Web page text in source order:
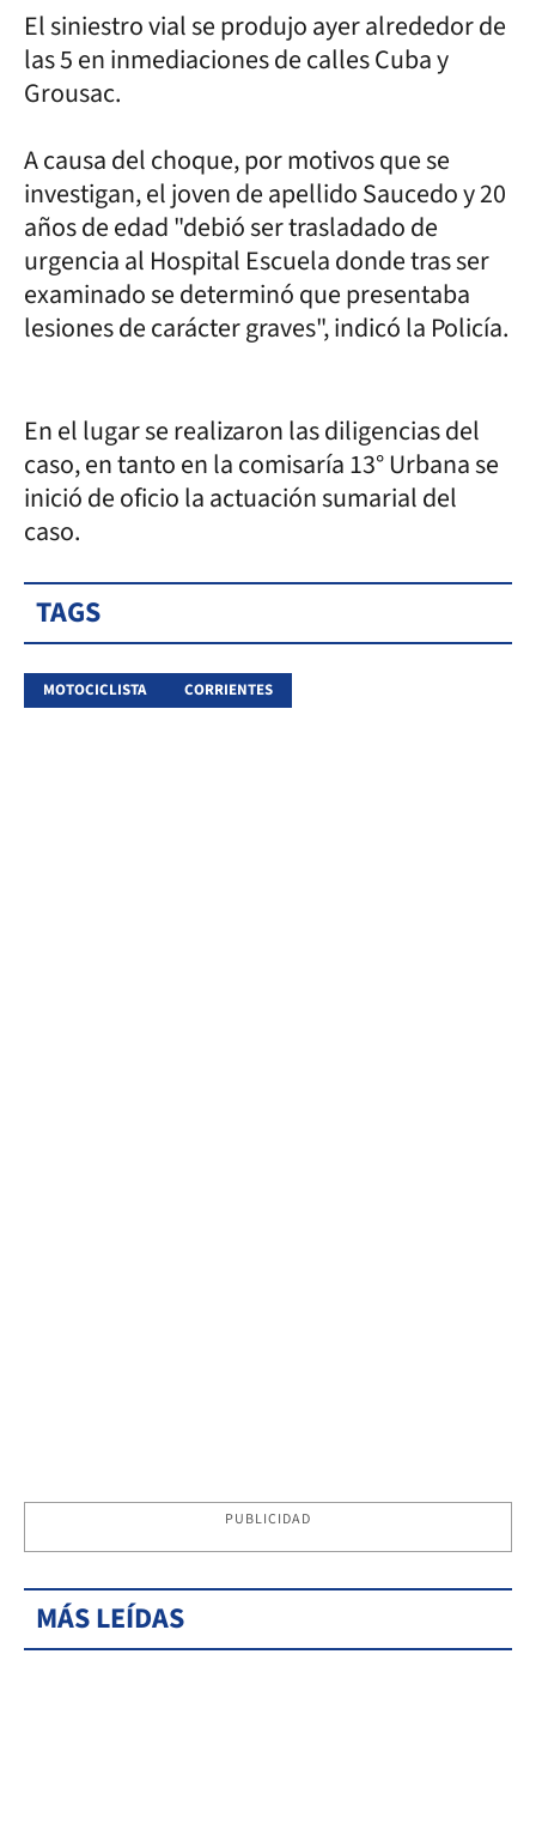
El siniestro vial se produjo ayer alrededor de
las 5 en inmediaciones de calles Cuba y
Grousac.
A causa del choque, por motivos que se
investigan, el joven de apellido Saucedo y 20
años de edad "debió ser trasladado de
urgencia al Hospital Escuela donde tras ser
examinado se determinó que presentaba
lesiones de carácter graves", indicó la Policía.
En el lugar se realizaron las diligencias del
caso, en tanto en la comisaría 13° Urbana se
inició de oficio la actuación sumarial del
caso.
TAGS
MOTOCICLISTA CORRIENTES
PUBLICIDAD
MÁS LEÍDAS